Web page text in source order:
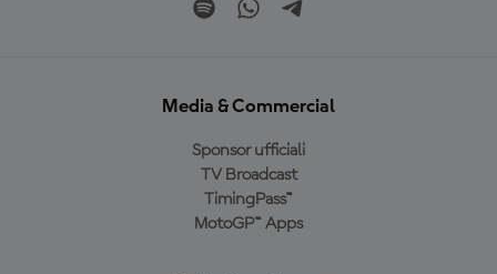
Media & Commercial
Sponsor ufficiali
TV Broadcast
TimingPass™
MotoGP™ Apps